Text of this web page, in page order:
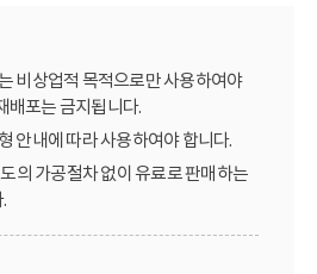
비상업적 목적으로만 사용하여야
배포는 금지됩니다.
안내에 따라 사용하여야 합니다.
의 가공절차 없이 유료로 판매하는